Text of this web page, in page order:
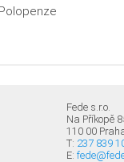
Fede s.r.o.
Na Příkopě
110 00
T: 237 839
E: